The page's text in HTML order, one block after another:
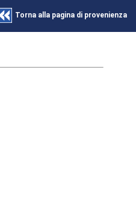
Torna alla pagina di provenienza